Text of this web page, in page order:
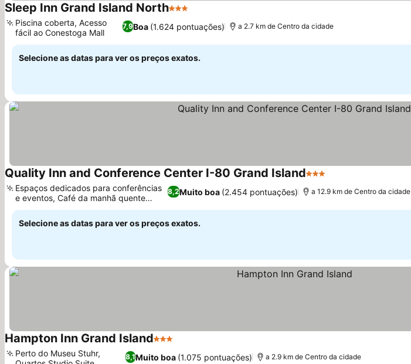
Sleep Inn Grand Island North3 Estrelas
7,9Boa (1.624 pontuações)
Piscina coberta, Acesso
fácil ao Conestoga Mall
a 2.7 km de Centro da cidade
Selecione as datas para ver os preços exatos.
Quality Inn and Conference Center I-80 Grand Island3 Estrelas
8,2Muito boa (2.454 pontuações)
Espaços dedicados para conferências
e eventos, Café da manhã quente
excepcional
a 12.9 km de Centro da cidade
Selecione as datas para ver os preços exatos.
Hampton Inn Grand Island3 Estrelas
8,1Muito boa (1.075 pontuações)
Perto do Museu Stuhr,
a 2.9 km de Centro da cidade